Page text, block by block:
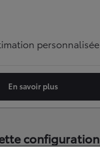
personnalisée
En savoir plus
configuration